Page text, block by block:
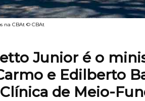
na CBAt © CBAt
Junior é o
e Edilberto
de Meio-